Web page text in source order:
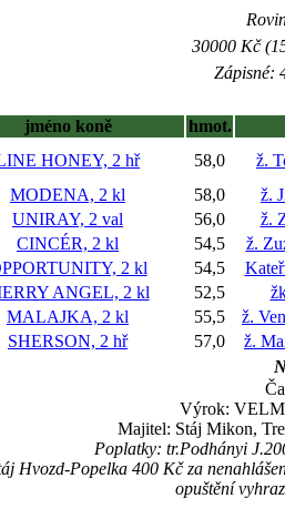
30000 Kč
Zápisné:
jméno koně
hmot.
HONEY, 2 hř 58,0
ž.
MODENA, 2 kl 58,0
ž.
UNIRAY, 2 val 56,0
ž.
CINCÉR, 2 kl 54,5
ž.
2 kl 54,5
ANGEL, 2 kl 52,5
MALAJKA, 2 kl 55,5
ž.
SHERSON, 2 hř 57,0
ž.
Výrok:
Majitel: Stáj Mikon,
Poplatky: tr.Podhányi
Hvozd-Popelka 400 Kč za
opuštění